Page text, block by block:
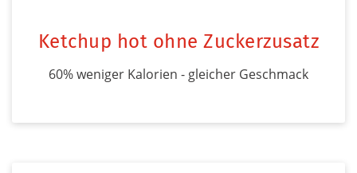
Ketchup hot ohne Zuckerzusatz
60% weniger Kalorien - gleicher Geschmack